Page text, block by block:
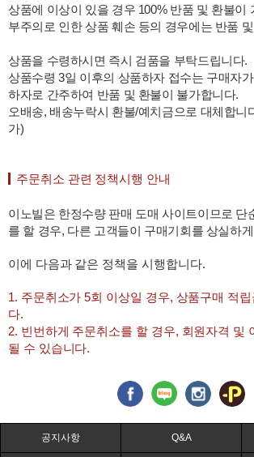
상품에 이상이 있을 경우 100% 반품 및 환불이
부주의로 인한 상품 훼손 등의 경우에는 반품
상품을 수령하시면 즉시 검품을 부탁드립니다.
상품수령 3일 이후의 상품하자 접수는 구매자
하자로 간주하여 반품 및 환불이 불가합니다.
오배송, 배송누락시 환불/예치금으로 대체합니
가)
주문취소 관련 정책시행 안내
이노빌은 한정수량 판매 도매 사이트이므로 단
를 할 경우, 다른 고객들이 구매기회를 상실하
이에 다음과 같은 정책을 시행합니다.
1. 주문취소가 5회 이상일 경우, 상품구매 적
다.
2. 빈번하게 주문취소를 할 경우, 회원자격 및
될 수 있습니다.
공지사항 Q&A